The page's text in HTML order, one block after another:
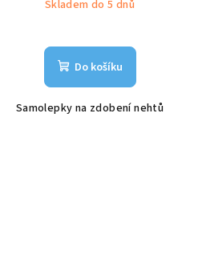
Skladem do 5 dnů
Do košíku
Samolepky na zdobení nehtů